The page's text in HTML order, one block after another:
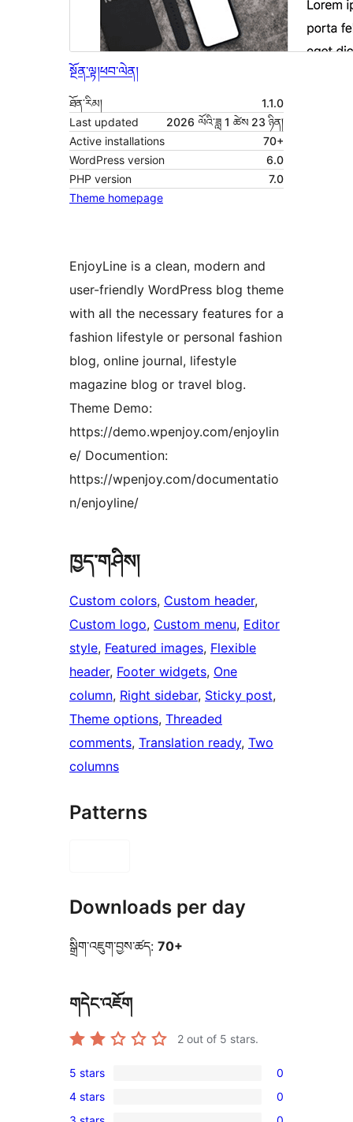
སྔོན་ལྟ།ཕབ་ལེན།
ཐོན་རིམ།
1.1.0
Last updated
2026 ལོའི་ཟླ 1 ཚེས 23 ཉིན།
Active installations
70+
WordPress version
6.0
PHP version
7.0
Theme homepage
EnjoyLine is a clean, modern and
user-friendly WordPress blog theme
with all the necessary features for a
fashion lifestyle or personal fashion
blog, online journal, lifestyle
magazine blog or travel blog.
Theme Demo:
https://demo.wpenjoy.com/enjoylin
e/ Documention:
https://wpenjoy.com/documentatio
n/enjoyline/
ཁྱད་གཤིས།
Custom colors, Custom header
Custom logo, Custom menu, Editor
style, Featured images, Flexible
header, Footer widgets, One
column, Right sidebar, Sticky post
Theme options, Threaded
comments, Translation ready, Two
columns
Patterns
Downloads per day
སྒྲིག་འཇུག་བྱས་ཚད: 70+
གདེང་འཇོག
2 out of 5 stars.
0
5-
5 stars 0
0
4 stars
0